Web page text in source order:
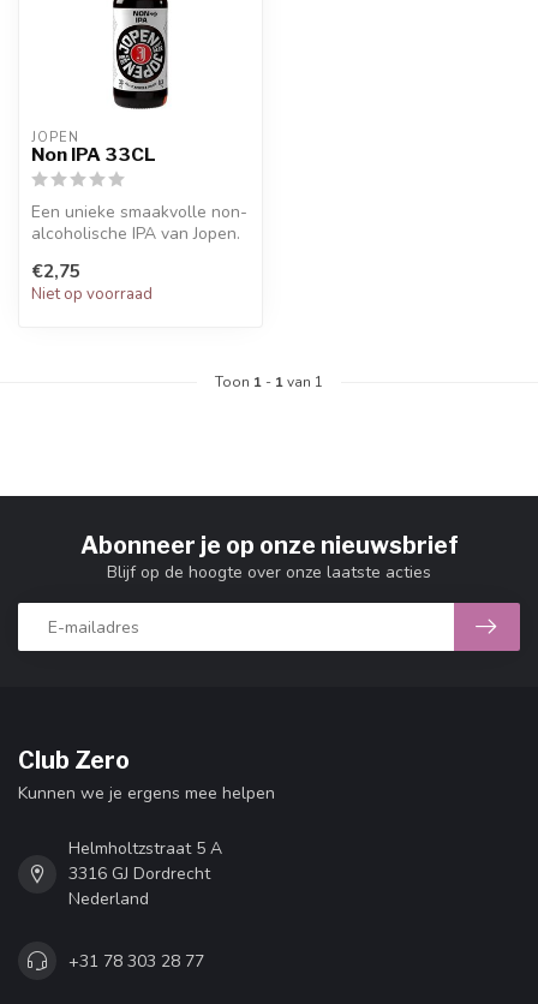
JOPEN
Non IPA 33CL
Een unieke smaakvolle non-
alcoholische IPA van Jopen.
€2,75
Niet op voorraad
Toon 1 - 1van 1
Abonneer je op onze nieuwsbrief
Blijf op de hoogte over onze laatste acties
Club Zero
Kunnen we je ergens mee helpen
Helmholtzstraat 5 A
3316 GJ Dordrecht
Nederland
+31 78 303 28 77